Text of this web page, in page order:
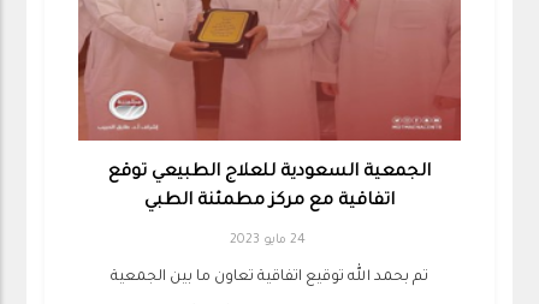
الجمعية السعودية للعلاج الطبيعي توقع
اتفاقية مع مركز مطمئنة الطبي
24 مايو 2023
تم بحمد الله توقيع اتفاقية تعاون ما بين الجمعية